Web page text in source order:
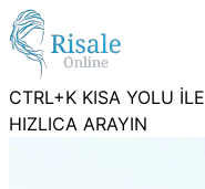
CTRL+K KISA YOLU İLE
HIZLICA ARAYIN